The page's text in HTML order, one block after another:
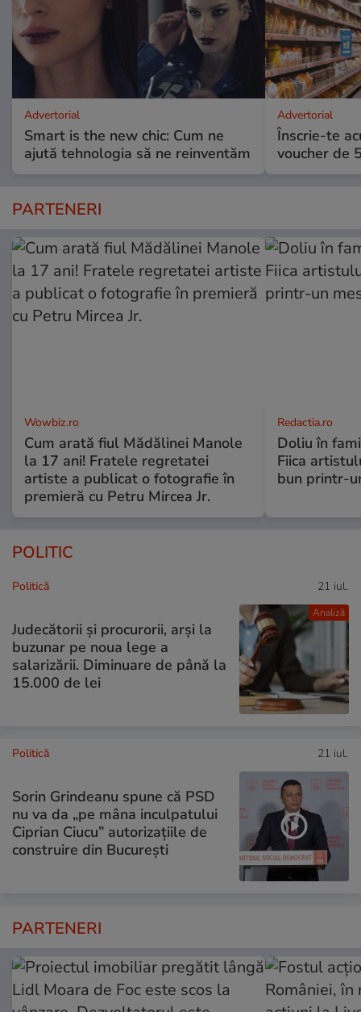
Advertorial
Smart is the new chic: Cum ne
ajută tehnologia să ne reinventăm
Advertorial
Înscrie-te
voucher de
PARTENERI
Wowbiz.ro
Cum arată fiul Mădălinei Manole
la 17 ani! Fratele regretatei
artiste a publicat o fotografie în
premieră cu Petru Mircea Jr.
Redactia.ro
Doliu în
Fiica
bun printr-
POLITIC
Analiză
Politică 21 iul.
Judecătorii și procurorii, arși la
buzunar pe noua lege a
salarizării. Diminuare de până la
15.000 de lei
Politică 21 iul.
Sorin Grindeanu spune că PSD
nu va da „pe mâna inculpatului
Ciprian Ciucu” autorizațiile de
construire din București
PARTENERI